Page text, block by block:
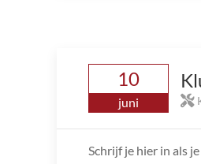
10
juni
Schrijf je hier in als